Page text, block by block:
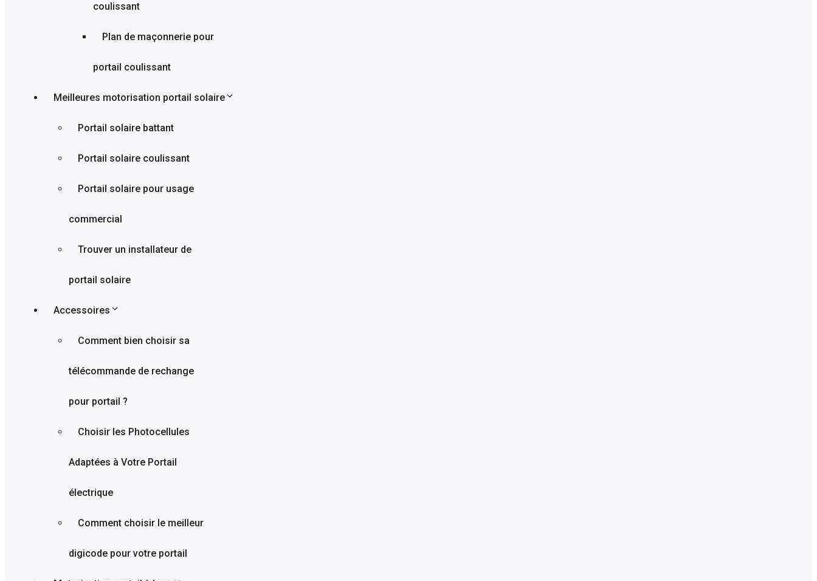
coulissant
Plan de maçonnerie pour
portail coulissant
Meilleures motorisation portail solaire
Portail solaire battant
Portail solaire coulissant
Portail solaire pour usage
commercial
Trouver un installateur de
portail solaire
Accessoires
Comment bien choisir sa
télécommande de rechange
pour portail ?
Choisir les Photocellules
Adaptées à Votre Portail
électrique
Comment choisir le meilleur
digicode pour votre portail